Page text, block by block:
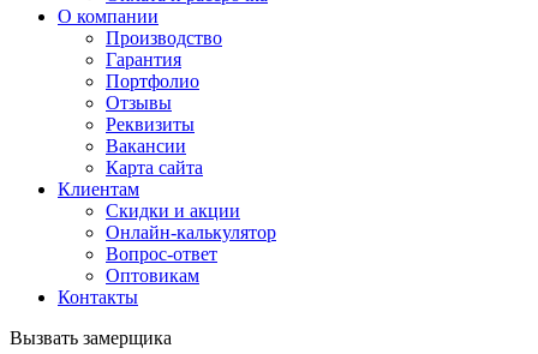
О компании
Производство
Гарантия
Портфолио
Отзывы
Реквизиты
Вакансии
Карта сайта
Клиентам
Скидки и акции
Онлайн-калькулятор
Вопрос-ответ
Оптовикам
Контакты
Вызвать замерщика